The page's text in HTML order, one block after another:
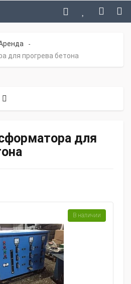
-
для прогрева бетона
для
В наличии